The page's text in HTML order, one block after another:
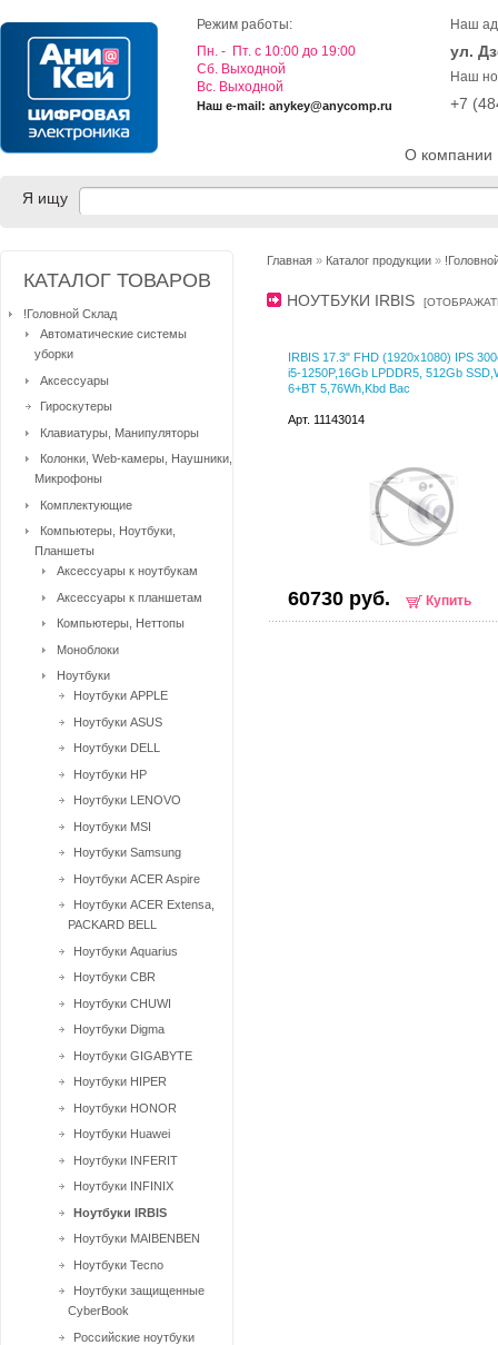
О компании
Режим работы:
Пн. - Пт. с 10:00 до 19:00
Cб. Выходной
Вс. Выходной
Наш e-mail: anykey@anycomp.ru
Наш
ул.
Наш
+7
Я ищу
Главная » Каталог продукции »
НОУТБУКИ IRBIS [
IRBIS 17.3" FHD (1920x1080) IPS
i5-1250P,16Gb LPDDR5, 512Gb
6+BT 5,76Wh,Kbd Bac
Арт. 11143014
60730 руб. Купить
КАТАЛОГ ТОВАРОВ
!Головной Склад
Автоматические системы
уборки
Аксессуары
Гироскутеры
Клавиатуры, Манипуляторы
Колонки, Web-камеры, Наушники,
Микрофоны
Комплектующие
Компьютеры, Ноутбуки,
Планшеты
Аксессуары к ноутбукам
Аксессуары к планшетам
Компьютеры, Неттопы
Моноблоки
Ноутбуки
Ноутбуки APPLE
Ноутбуки ASUS
Ноутбуки DELL
Ноутбуки HP
Ноутбуки LENOVO
Ноутбуки MSI
Ноутбуки Samsung
Ноутбуки ACER Aspire
Ноутбуки ACER Extensa,
PACKARD BELL
Ноутбуки Aquarius
Ноутбуки CBR
Ноутбуки CHUWI
Ноутбуки Digma
Ноутбуки GIGABYTE
Ноутбуки HIPER
Ноутбуки HONOR
Ноутбуки Huawei
Ноутбуки INFERIT
Ноутбуки INFINIX
Ноутбуки IRBIS
Ноутбуки MAIBENBEN
Ноутбуки Tecno
Ноутбуки защищенные
CyberBook
Российские ноутбуки